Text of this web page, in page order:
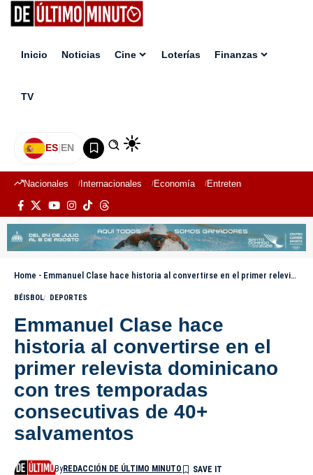
Inicio Noticias Cine Loterías Finanzas
TV
ES|EN
Nacionales Internacionales Economía Entretenimiento
Home - Emmanuel Clase hace historia al convertirse en el primer relevista dominicano con tres temporadas consecutivas de 40+ salvamentos
BÉISBOL DEPORTES
Emmanuel Clase hace
historia al convertirse en el
primer relevista dominicano
con tres temporadas
consecutivas de 40+
salvamentos
ByREDACCIÓN DE ÚLTIMO MINUTO